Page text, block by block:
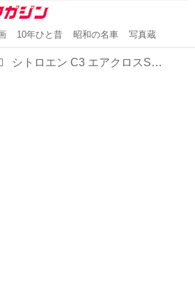
10年ひと昔 昭和の名車 写真蔵
シトロエン C3 エアクロスSUVに「BlueHDi」を新たに設定。クリーンディーゼルはやっぱりお得だ